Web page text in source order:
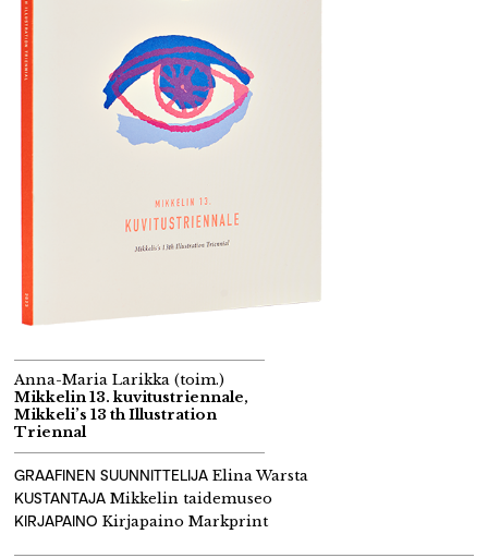
Anna-Maria Larikka (toim.)
Mikkelin 13. kuvitustriennale,
Mikkeli’s 13 th Illustration
Triennal
GRAAFINEN SUUNNITTELIJA Elina Warsta
KUSTANTAJA Mikkelin taidemuseo
KIRJAPAINO Kirjapaino Markprint